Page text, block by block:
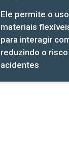
Ele permite o
materiais
para interagir
reduzindo o
acidentes